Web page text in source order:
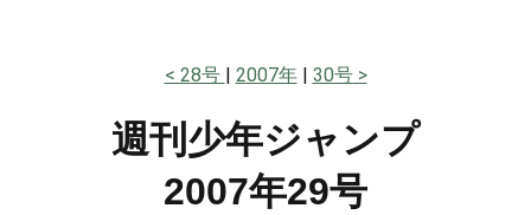
28号 2007年 30号
週刊少年ジャンプ
2007年29号